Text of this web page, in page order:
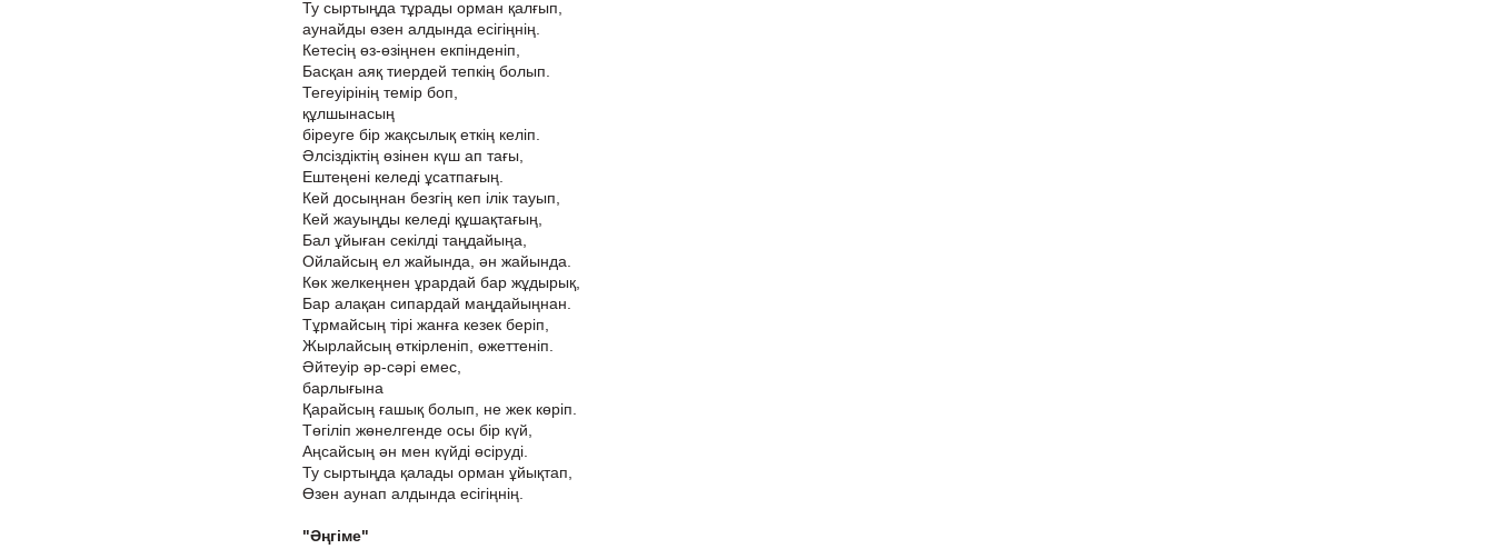
Ту сыртыңда тұрады орман қалғып,
аунайды өзен алдында есігіңнің.
Кетесің өз-өзіңнен екпінденіп,
Басқан аяқ тиердей тепкің болып.
Тегеуірінің темір боп,
құлшынасың
біреуге бір жақсылық еткің келіп.
Әлсіздіктің өзінен күш ап тағы,
Ештеңені келеді ұсатпағың.
Кей досыңнан безгің кеп ілік тауып,
Кей жауыңды келеді құшақтағың,
Бал ұйыған секілді таңдайыңа,
Ойлайсың ел жайында, ән жайында.
Көк желкеңнен ұрардай бар жұдырық,
Бар алақан сипардай маңдайыңнан.
Тұрмайсың тірі жанға кезек беріп,
Жырлайсың өткірленіп, өжеттеніп.
Әйтеуір әр-сәрі емес,
барлығына
Қарайсың ғашық болып, не жек көріп.
Төгіліп жөнелгенде осы бір күй,
Аңсайсың ән мен күйді өсіруді.
Ту сыртыңда қалады орман ұйықтап,
Өзен аунап алдында есігіңнің.
"Әңгіме"